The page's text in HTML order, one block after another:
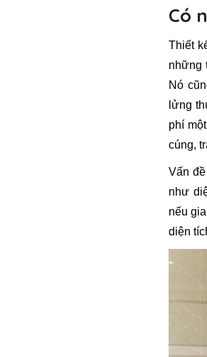
Có
Thiết
những
Nó
lửng
phí
cúng,
Vấn
như
nếu
diện